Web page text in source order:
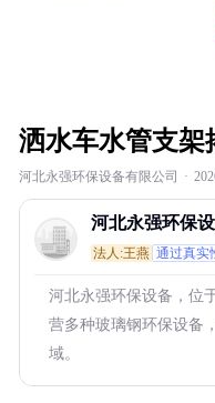
洒水车水管支架
河北永强环保设备有限公司 ·
河北永强环保
法人:王燕 通过真实
河北永强环保设备，位
营多种玻璃钢环保设备
域。